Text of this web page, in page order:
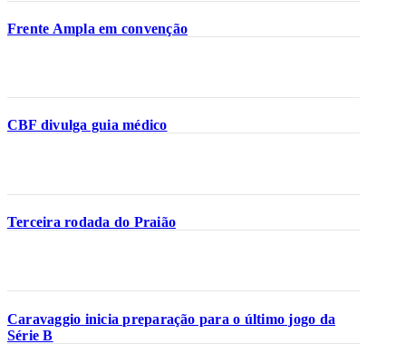
Frente Ampla em convenção
CBF divulga guia médico
Terceira rodada do Praião
Caravaggio inicia preparação para o último jogo da
Série B